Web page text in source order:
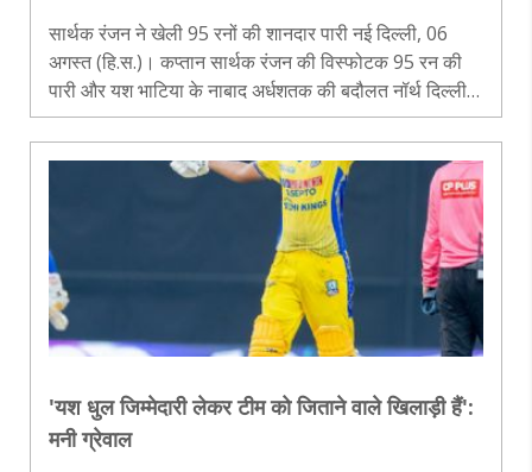
सार्थक रंजन ने खेली 95 रनों की शानदार पारी नई दिल्ली, 06
अगस्त (हि.स.)। कप्तान सार्थक रंजन की विस्फोटक 95 रन की
पारी और यश भाटिया के नाबाद अर्धशतक की बदौलत नॉर्थ दिल्ली
स्ट्राइकर्स ने दिल्ली प्रीमियर लीग (डीपीएल) 2026 में ईस्ट दिल्ली
राइडर्स को छ..
'यश धुल जिम्मेदारी लेकर टीम को जिताने वाले खिलाड़ी हैं':
मनी ग्रेवाल